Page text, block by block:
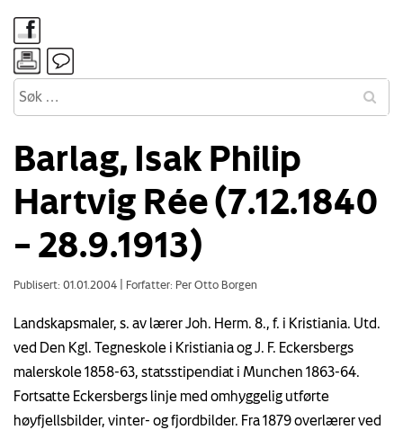
Barlag, Isak Philip
Hartvig Rée (7.12.1840
– 28.9.1913)
Publisert: 01.01.2004 Forfatter: Per Otto Borgen
Landskapsmaler, s. av lærer Joh. Herm. 8., f. i Kristiania. Utd.
ved Den Kgl. Tegneskole i Kristiania og J. F. Eckersbergs
malerskole 1858-63, statsstipendiat i Munchen 1863-64.
Fortsatte Eckersbergs linje med omhyggelig utførte
høyfjellsbilder, vinter- og fjordbilder. Fra 1879 overlærer ved